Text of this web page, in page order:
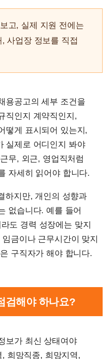
고, 실제 지원 전에는
사업장 정보를 직접
용공고의 세부 조건을
직인지 계약직인지,
떻게 표시되어 있는지,
실제로 어디인지 봐야
무, 외근, 영업직처럼
자세히 읽어야 합니다.
하지만, 개인의 성향과
없습니다. 예를 들어
도 경력 성장에는 맞지
금이나 근무시간이 맞지
구직자가 해야 합니다.
검해야 하나요?
보가 최신 상태여야
희망직종, 희망지역,